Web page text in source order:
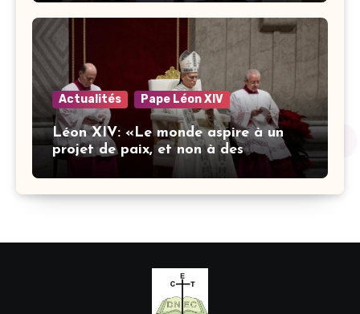
Actualités Pape Léon XIV
Léon XIV: «Le monde aspire à un
projet de paix, et non à des
stratégies armées»